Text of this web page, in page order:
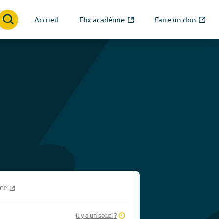
Accueil Elix académie Faire un don
Il y a un souci ?